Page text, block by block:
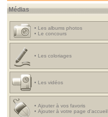
Médias
• Les albums photos
• Le concours
• Les coloriages
• Les vidéos
• Ajouter à vos favoris
• Ajouter à votre page d'accueil